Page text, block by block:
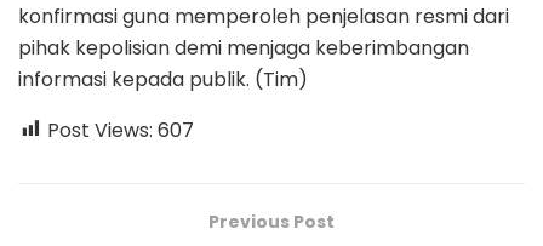
konfirmasi guna memperoleh penjelasan resmi dari
pihak kepolisian demi menjaga keberimbangan
informasi kepada publik. (Tim)
Post Views: 607
Previous Post